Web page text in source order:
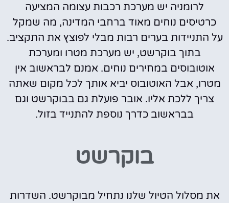
לרומניה יש מערכת רכבות עצומה המציעה
כרטיסים נוחים מאוד ברחבי המדינה, מה שמקל
על התניידות בערים רבות מבלי לפוצץ את התקציב.
בתוך בוקרשט, יש מערכת מטרו ומערכת
אוטובוסים במחירים נוחים. אמנם לבראשוב אין
מטרו, אבל האוטובוס יביא אותך לכל מקום שאתה
צריך ללכת אליו. אובר פועלת גם בבוקרשט וגם
בבראשוב כדרך נוספת להתנייד בזול.
בוקרשט
את מסלול הטיול שלנו נתחיל מבוקרשט. השדרות